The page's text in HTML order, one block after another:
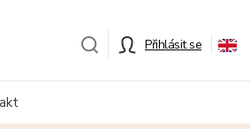
Přihlásit se